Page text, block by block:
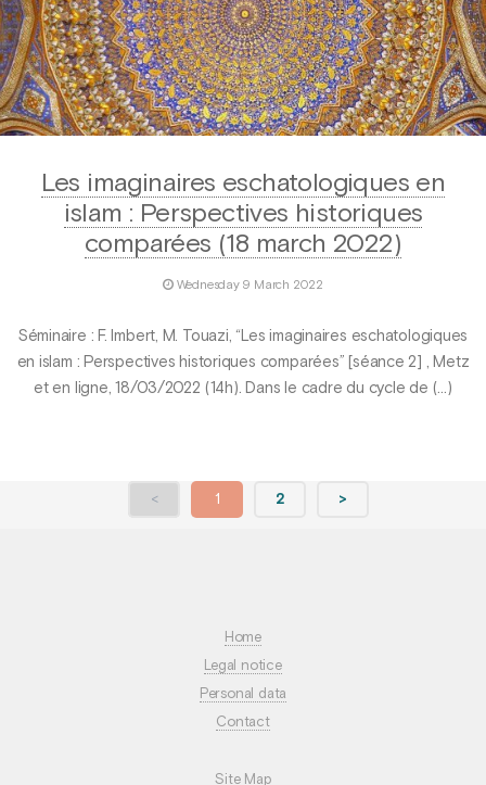
Les imaginaires eschatologiques en
islam : Perspectives historiques
comparées (18 march 2022)
Wednesday 9 March 2022
Séminaire : F. Imbert, M. Touazi, “Les imaginaires eschatologiques
en islam : Perspectives historiques comparées” [séance 2] , Metz
et en ligne, 18/03/2022 (14h). Dans le cadre du cycle de (…)
< 1 2 >
Home
Legal notice
Personal data
Contact
Site Map